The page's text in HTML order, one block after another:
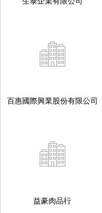
百惠國際興業股份有限公司
益豪肉品行